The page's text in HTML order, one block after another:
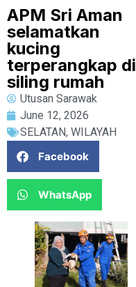
APM Sri Aman
selamatkan
kucing
terperangkap di
siling rumah
Utusan Sarawak
June 12, 2026
SELATAN, WILAYAH
Facebook
WhatsApp